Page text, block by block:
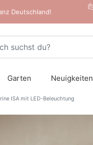
Deutschland!
Garten Neuigkeiten
ISA mit LED-Beleuchtung